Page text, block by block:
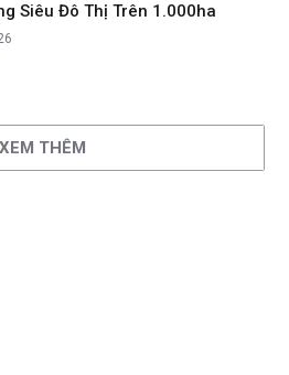
Siêu Đô Thị Trên 1.000ha
XEM THÊM